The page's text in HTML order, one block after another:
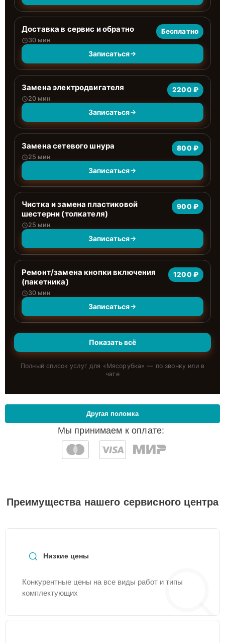
Доставка в сервис и обратно
30 мин
Бесплатно
Записаться
Замена электродвигателя
20 мин
2200 ₽
Записаться
Замена сетевого шнура
25 мин
800 ₽
Записаться
Чистка и замена пластиковой
шестерни (толкателя)
25 мин
900 ₽
Записаться
Ремонт/замена кнопки включения
(пакетника)
30 мин
1200 ₽
Записаться
Показать всё
Полный список услуг для «Мясорубка» — по звонку или в
чате
Мы принимаем к оплате:
Другая поломка
Преимущества нашего сервисного центра
Низкие цены
Конкурентные цены на все виды работ и типы
комплектующих